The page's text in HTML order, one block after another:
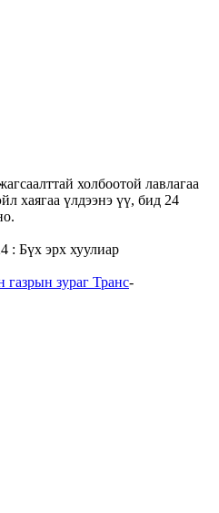
холбоотой лавлагаа
хаягаа үлдээнэ үү, бид 24
: Бүх эрх хуулиар
газрын зураг Транс-